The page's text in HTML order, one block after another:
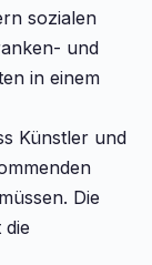
sozialen
und
in einem
Künstler und
Die